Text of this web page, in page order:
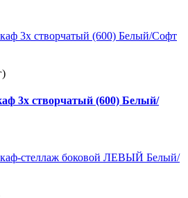
3х створчатый (600) Белый/